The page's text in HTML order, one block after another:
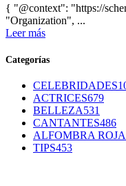
{ "@context": "https://
"Organization", ...
Leer más
Categorías
CELEBRIDADES
ACTRICES679
BELLEZA531
CANTANTES486
ALFOMBRA ROJA
TIPS453